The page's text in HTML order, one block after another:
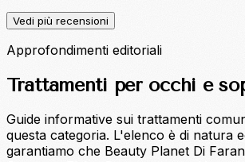
Vedi più recensioni
Approfondimenti editoriali
Trattamenti per occhi e
Guide informative sui trattamenti
questa categoria. L'elenco è di natura
garantiamo che Beauty Planet Di